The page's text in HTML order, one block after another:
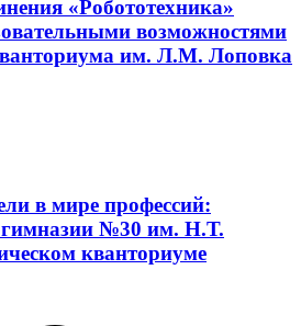
«Робототехника»
возможностями
им. Л.М. Лоповка
в мире профессий:
гимназии №30 им. Н.Т.
кванториуме